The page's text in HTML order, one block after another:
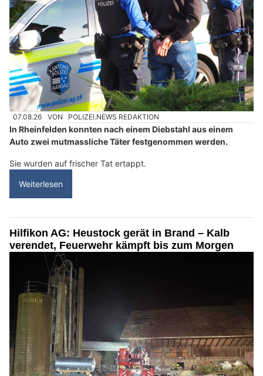
07.08.26 VON POLIZEI.NEWS REDAKTION
In Rheinfelden konnten nach einem Diebstahl aus einem
Auto zwei mutmassliche Täter festgenommen werden.
Sie wurden auf frischer Tat ertappt.
Weiterlesen
Hilfikon AG: Heustock gerät in Brand – Kalb
verendet, Feuerwehr kämpft bis zum Morgen